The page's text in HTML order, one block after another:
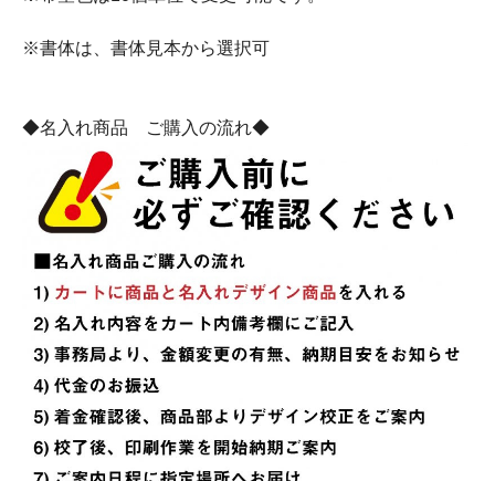
※書体は、書体見本から選択可
◆名入れ商品 ご購入の流れ◆